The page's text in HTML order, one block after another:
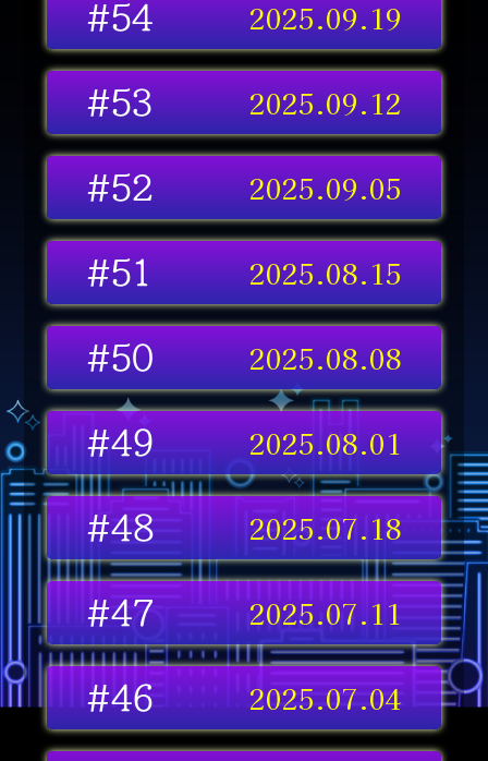
#54 2025.09.19
#53 2025.09.12
#52 2025.09.05
#51 2025.08.15
#50 2025.08.08
#49 2025.08.01
#48 2025.07.18
#47 2025.07.11
#46 2025.07.04